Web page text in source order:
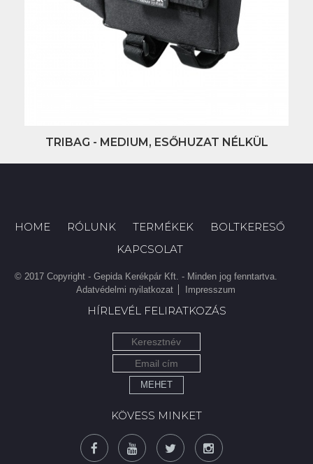
TRIBAG - MEDIUM, ESŐHUZAT NÉLKÜL
HOME RÓLUNK TERMÉKEK
BOLTKERESŐ
KAPCSOLAT
© 2017 Copyright - Gepida Kerékpár Kft. - Minden jog fenntartva.
Adatvédelmi nyilatkozat
Impresszum
HÍRLEVÉL FELIRATKOZÁS
MEHET
KÖVESS MINKET